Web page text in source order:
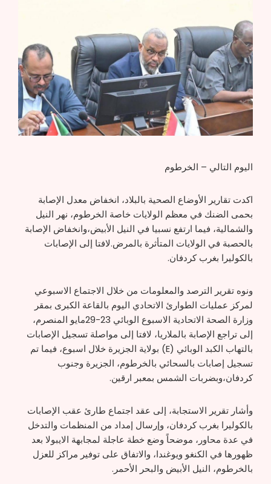
اليوم التالي – الخرطوم
اكدت تقارير الأوضاع الصحية بالبلاد، انخفاض معدل الإصابة
بحمى الضنك في معظم الولايات خاصة الخرطوم، نهر النيل
والشمالية، فيما ارتفع نسبيا في النيل الأبيض،وانخفاض الإصابة
بالحصبة في الولايات المتأثرة بالمرض.لافتا إلى الإصابات
بالكوليرا بغرب كردفان.
ونوه تقرير الترصد والمعلومات من خلال الاجتماع الاسبوعي
لمركز عمليات الطوارئ الاتحادي اليوم بالقاعة الكبرى بمقر
وزارة الصحة الاتحادية الاسبوع الوبائي 23-29مايو المنصرم،
إلى تراجع الإصابة بالملاريا، لافتا إلى مواصلة تسجيل الإصابات
بالتهاب الكبد الوبائي (E) بولاية الجزيرة خلال اسبوع، فيما تم
تسجيل إصابات بالسحائي بالخرطوم، الجزيرة وجنوب
كردفان،وبضربات الشمس بمعبر ارقين.
وأشار تقرير الاستجابة، إلى عقد اجتماع طارئ عقب الإصابات
بالكوليرا بغرب كردفان، وإرسال إمداد من المنظمات والتدخل
في عدة محاور، موضحاً وضع خطة عاجلة لمجابهة الايبولا بعد
ظهورها في الكنغو ويوغندا، والاتفاق على توفير مراكز للعزل
بالخرطوم، النيل الأبيض والبحر الأحمر.